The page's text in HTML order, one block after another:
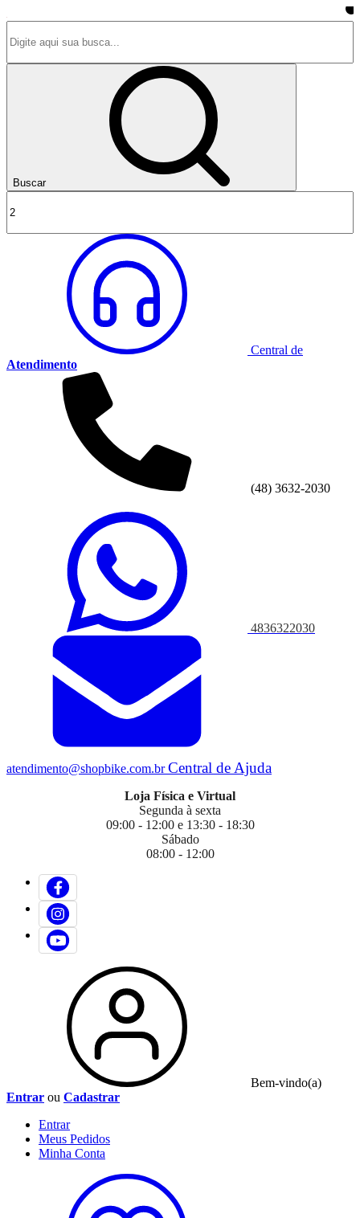
Buscar
Central de
Atendimento
(48) 3632-2030
4836322030
atendimento@shopbike.com.brCentral de Ajuda
Loja Física e Virtual
Segunda à sexta
09:00 - 12:00 e 13:30 - 18:30
Sábado
08:00 - 12:00
Bem-vindo(a)
Entrar ou Cadastrar
Entrar
Meus Pedidos
Minha Conta